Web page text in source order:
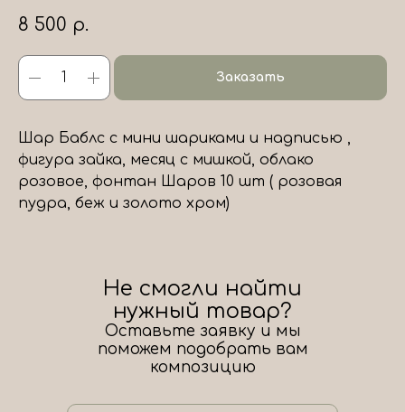
8 500 р.
Заказать
Шар Баблс с мини шариками и надписью ,
фигура зайка, месяц с мишкой, облако
розовое, фонтан Шаров 10 шт ( розовая
пудра, беж и золото хром)
Не смогли найти
нужный товар?
Оставьте заявку и мы
поможем подобрать вам
композицию